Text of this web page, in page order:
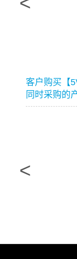
客户购买【
同时采购的